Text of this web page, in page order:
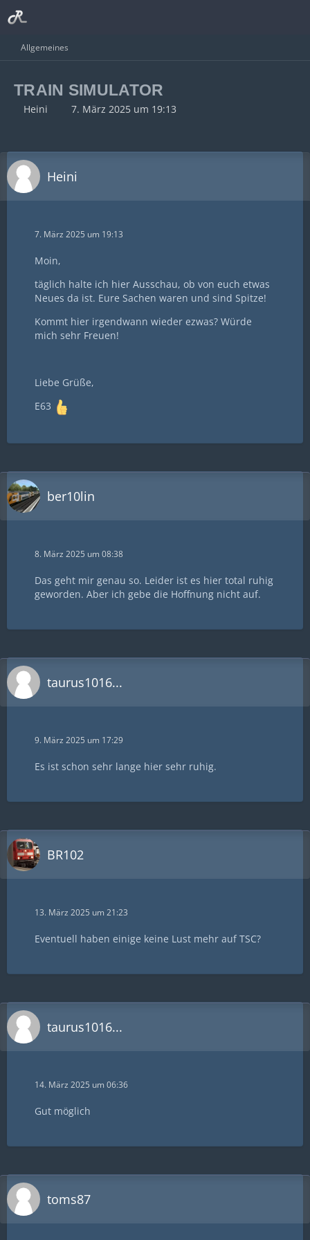
Allgemeines
TRAIN SIMULATOR
Heini 7. März 2025 um 19:13
Heini
7. März 2025 um 19:13
Moin,
täglich halte ich hier Ausschau, ob von euch etwas
Neues da ist. Eure Sachen waren und sind Spitze!
Kommt hier irgendwann wieder ezwas? Würde
mich sehr Freuen!
Liebe Grüße,
E63
ber10lin
8. März 2025 um 08:38
Das geht mir genau so. Leider ist es hier total ruhig
geworden. Aber ich gebe die Hoffnung nicht auf.
taurus1016...
9. März 2025 um 17:29
Es ist schon sehr lange hier sehr ruhig.
BR102
13. März 2025 um 21:23
Eventuell haben einige keine Lust mehr auf TSC?
taurus1016...
14. März 2025 um 06:36
Gut möglich
toms87